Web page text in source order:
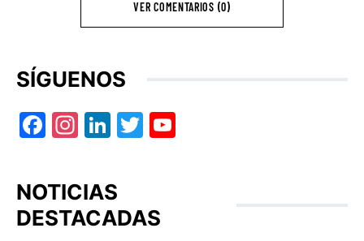
VER COMENTARIOS (0)
SÍGUENOS
Facebook
Instagram
LinkedIn
Twitter
NOTICIAS
DESTACADAS